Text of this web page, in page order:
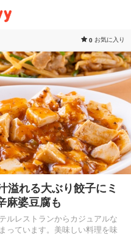
0 お気に入り
溢れる大ぶり餃子にミ
麻婆豆腐も
ルレストランからカジュアルな
っています。美味しい料理を味